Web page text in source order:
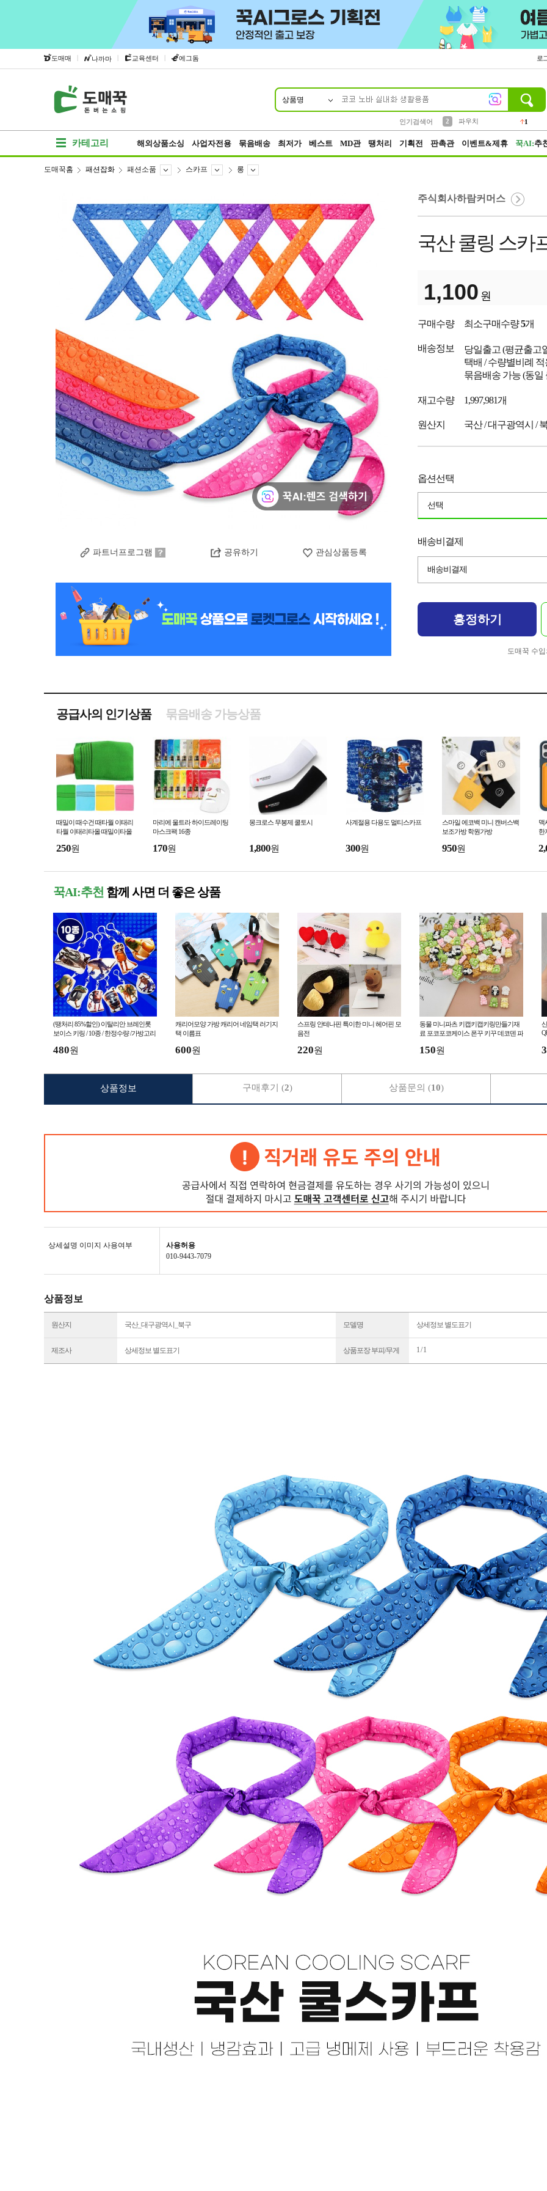
도매매 | 나까마 | 교육센터 | 에그돔 로
상품명
인기검색어
2
파우치
1
카테고리 해외상품소싱 사업자전용 묶음배송 최저가 베스트 MD관 땡처리 기획전 판촉관 이벤트&제휴 꾹AI:추
도매꾹홈 패션잡화 패션소품 스카프 롱
파트너프로그램 공유하기 관심상품등록
주식회사하람커머스
국산 쿨링 스카
1,100 원
구매수량 최소구매수량5개
배송정보 당일출고 (평균출고
택배 / 수량별비례
묶음배송 가능 (동일
재고수량 1,997,981개
원산지 국산 / 대구광역시 /
옵션선택
선택
배송비결제
배송비결제
흥정하기
도매꾹 수
공급사의 인기상품 묶음배송 가능상품
때밀이 때수건 때타월 이태리
타월 이태리타올 때밀이타올
250원
마리에 울트라 하이드레이팅
마스크팩 16종
170원
몽크로스 무봉제 쿨토시
1,800원
사계절용 다용도 멀티스카프
300원
스마일 에코백 미니 캔버스백
보조가방 학원가방
950원
맥
한
꾹AI:추천 함께 사면 더 좋은 상품
(땡처리 85%할인) 이탈리안 브레인롯
보이스 키링 / 10종 / 한정수량 /가방고리
480원
캐리어모양 가방 캐리어 네임택 러기지
택 이름표
600원
스프링 안테나핀 특이한 미니 헤어핀 모
음전
220원
동물 미니파츠 키캡키캡키링만들기재
료 포코포코케이스 폰꾸 키꾸 데코덴 파
150원
상세설명 이미지 사용여부
사용허용
010-9443-7079
상품정보
원산지 국산_대구광역시_북구 모델명 상세정보 별도표기
제조사 상세정보 별도표기 상품포장 부피/무게 1 / 1
상품정보 구매후기 (2) 상품문의 (10)